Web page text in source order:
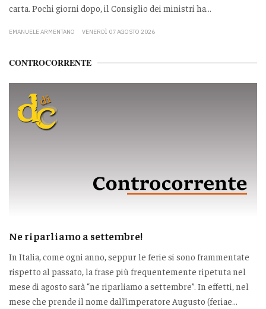
carta. Pochi giorni dopo, il Consiglio dei ministri ha...
EMANUELE ARMENTANO VENERDÌ 07 AGOSTO 2026
CONTROCORRENTE
Ne riparliamo a settembre!
In Italia, come ogni anno, seppur le ferie si sono frammentate
rispetto al passato, la frase più frequentemente ripetuta nel
mese di agosto sarà “ne riparliamo a settembre”. In effetti, nel
mese che prende il nome dall’imperatore Augusto (feriae...